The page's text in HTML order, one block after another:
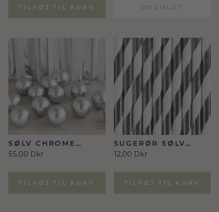
TILFØJ TIL KURV UDSOLGT
SØLV CHROME
MOSAIK BALLONER
40 STK./12 CM.
55,00 Dkr
TILFØJ TIL KURV
SUGERØR SØLV
STRIBEDE 10 STK.
12,00 Dkr
TILFØJ TIL KURV